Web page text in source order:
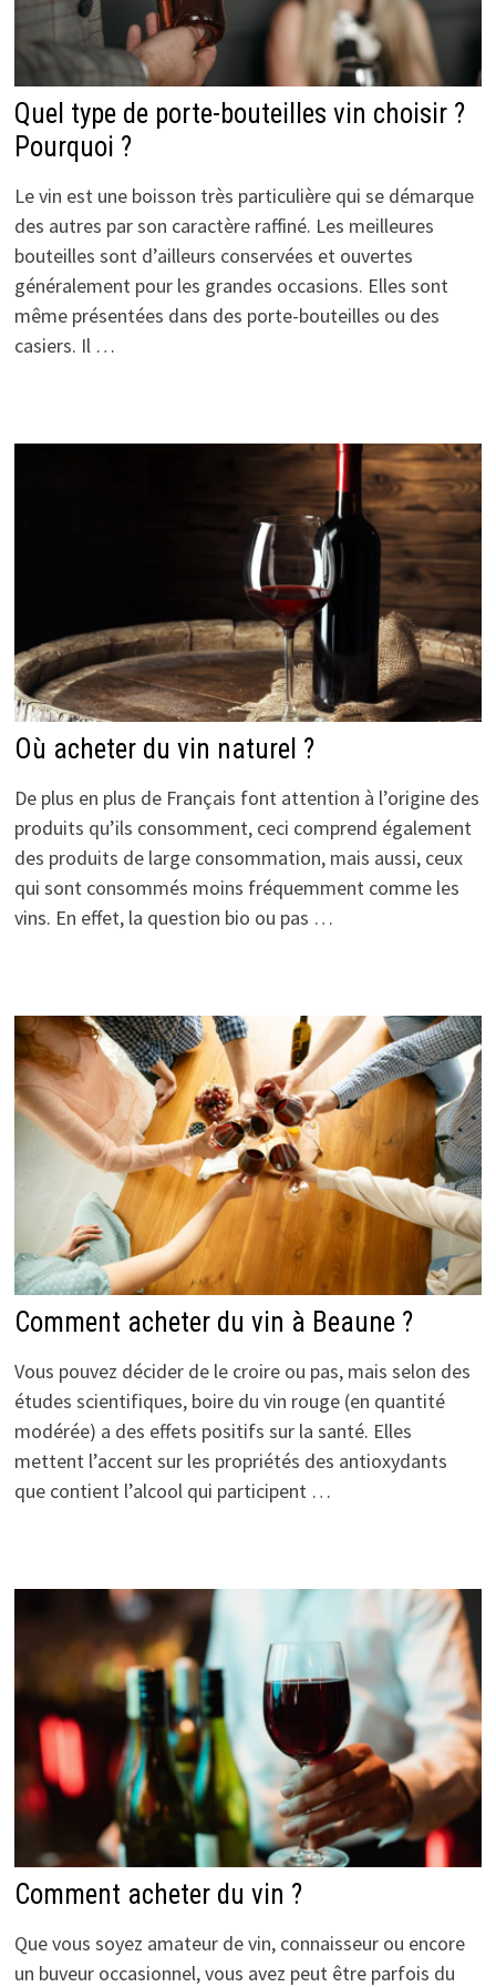
Quel type de porte-bouteilles vin choisir ?
Pourquoi ?
Le vin est une boisson très particulière qui se démarque
des autres par son caractère raffiné. Les meilleures
bouteilles sont d’ailleurs conservées et ouvertes
généralement pour les grandes occasions. Elles sont
même présentées dans des porte-bouteilles ou des
casiers. Il …
Où acheter du vin naturel ?
De plus en plus de Français font attention à l’origine des
produits qu’ils consomment, ceci comprend également
des produits de large consommation, mais aussi, ceux
qui sont consommés moins fréquemment comme les
vins. En effet, la question bio ou pas …
Comment acheter du vin à Beaune ?
Vous pouvez décider de le croire ou pas, mais selon des
études scientifiques, boire du vin rouge (en quantité
modérée) a des effets positifs sur la santé. Elles
mettent l’accent sur les propriétés des antioxydants
que contient l’alcool qui participent …
Comment acheter du vin ?
Que vous soyez amateur de vin, connaisseur ou encore
un buveur occasionnel, vous avez peut être parfois du